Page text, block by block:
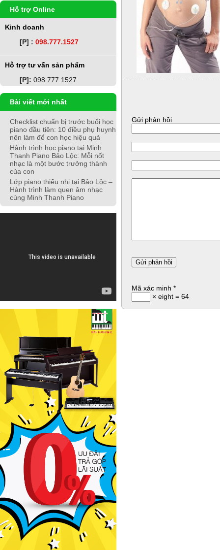
Hỗ trợ Online
Kinh doanh
[P] : 098.777.1527
Hỗ trợ tư vấn sản phẩm
[P]: 098.777.1527
Bài viết mới nhất
Checklist chuẩn bị trước buổi học
piano đầu tiên: 10 điều phụ huynh
nên làm để con học hiệu quả
Hành trình học piano tại Minh
Thanh Piano Bảo Lộc: Mỗi nốt
nhạc là một bước trưởng thành
của con
Lớp piano thiếu nhi tại Bảo Lộc –
Hành trình làm quen âm nhạc
cùng Minh Thanh Piano
Gửi phản hồi
Mã xác minh *
× eight = 64